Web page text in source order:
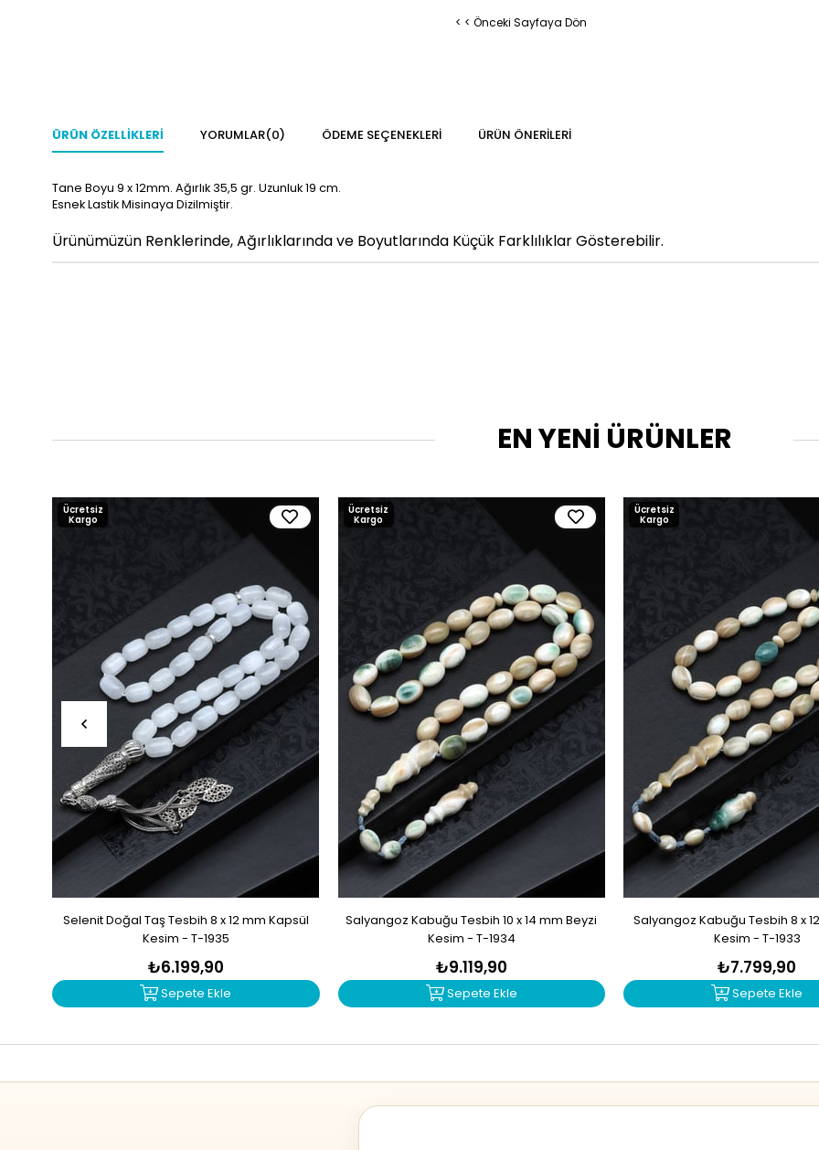
< < Önceki Sayfaya Dön
ÜRÜN ÖZELLIKLERI YORUMLAR(0) ÖDEME SEÇENEKLERI ÜRÜN ÖNERILERI
Tane Boyu 9 x 12mm. Ağırlık 35,5 gr. Uzunluk 19 cm.
Esnek Lastik Misinaya Dizilmiştir.
Ürünümüzün Renklerinde, Ağırlıklarında ve Boyutlarında Küçük Farklılıklar Gösterebilir.
EN YENİ ÜRÜNLER
Selenit Doğal Taş Tesbih 8 x 12 mm Kapsül
Kesim - T-1935
₺6.199,90
Sepete Ekle
Ücretsiz
Kargo
Salyangoz Kabuğu Tesbih 10 x 14 mm Beyzi
Kesim - T-1934
₺9.119,90
Sepete Ekle
Ücretsiz
Kargo
Salyangoz Kabuğu Tesbih 8 x
Kesim - T-1933
₺7.799,90
Sepete Ekle
Ücretsiz
Kargo